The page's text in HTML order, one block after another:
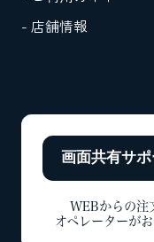
- 店舗情報
画面共有サ
WEBからの注
オペレーターが